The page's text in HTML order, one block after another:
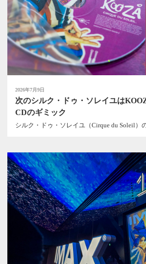
2026年7月9日
次のシルク・ドゥ・ソレイユは
CDのギミック
シルク・ドゥ・ソレイユ（Cirque du Soleil）